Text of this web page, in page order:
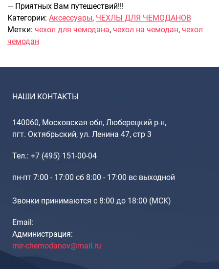
Рюкзаки
Рюкзаки городские
Ранцы школьные
Рюкзаки на колесах
ШОППЕРЫ
Планшеты
Аксессуары
— Приятных Вам путешествий!!!
Категории: Аксессуары, ЧЕХЛЫ ДЛЯ ЧЕМОДАНОВ
Метки: чехол для чемодана, чехол на чемодан, чехол
чемодан
НАШИ КОНТАКТЫ
140060, Московская обл, Люберецкий р-н,
пгт. Октябрьский, ул. Ленина 47, стр 3
Тел.: +7 (495) 151-00-04
пн-пт 7:00 - 17:00 сб 8:00 - 17:00 вс выходной
Звонки принимаются с 8:00 до 18:00 (МCK)
Email:
Администрация:
mir-chemodanov@mail.ru